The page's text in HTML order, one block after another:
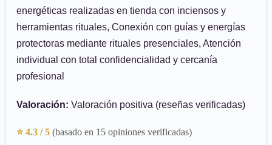
energéticas realizadas en tienda con inciensos y
herramientas rituales, Conexión con guías y energías
protectoras mediante rituales presenciales, Atención
individual con total confidencialidad y cercanía
profesional
Valoración: Valoración positiva (reseñas verificadas)
⭐ 4.3 / 5 (basado en 15 opiniones verificadas)